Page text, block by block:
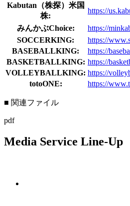
Kabutan（株探）米国
株:
https://
みんかぶChoice:
https://
SOCCERKING:
https://
BASEBALLKING:
https://
BASKETBALLKING: https://
VOLLEYBALLKING: https://
totoONE:
https://
■ 関連ファイル
pdf
Media Service Line-Up